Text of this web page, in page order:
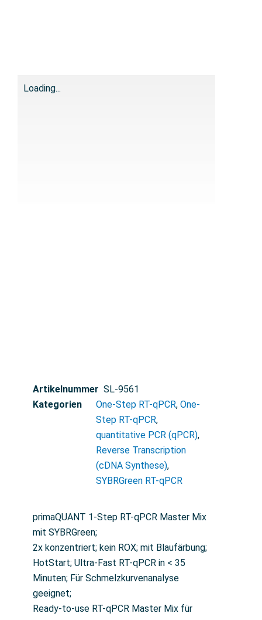
Loading...
Artikelnummer SL-9561
Kategorien
One-Step RT-qPCR, One-
Step RT-qPCR,
quantitative PCR (qPCR),
Reverse Transcription
(cDNA Synthese),
SYBRGreen RT-qPCR
primaQUANT 1-Step RT-qPCR Master Mix
mit SYBRGreen;
2x konzentriert; kein ROX; mit Blaufärbung;
HotStart; Ultra-Fast RT-qPCR in < 35
Minuten; Für Schmelzkurvenanalyse
geeignet;
Ready-to-use RT-qPCR Master Mix für